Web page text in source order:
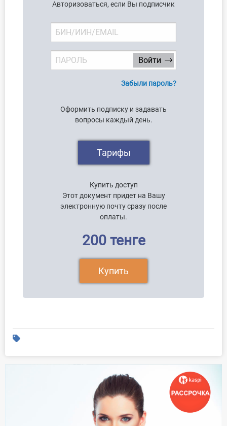
Авторизоваться, если Вы подписчик
Забыли пароль?
Оформить подписку и задавать
вопросы каждый день.
Тарифы
Купить доступ
Этот документ придет на Вашу
электронную почту сразу после
оплаты.
200 тенге
Купить